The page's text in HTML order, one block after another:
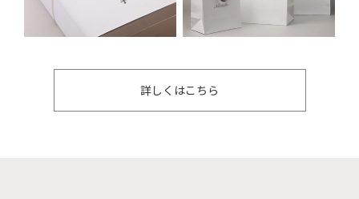
詳しくはこちら